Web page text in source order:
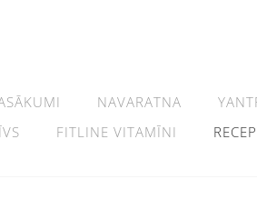
NAVARATNA
FITLINE VITAMĪNI